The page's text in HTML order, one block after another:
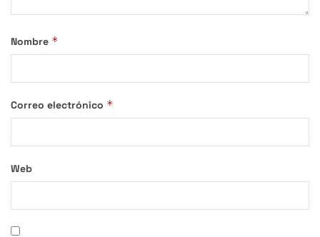
Nombre *
Correo electrónico *
Web